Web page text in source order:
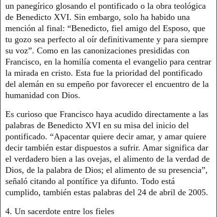
un panegírico glosando el pontificado o la obra teológica
de Benedicto XVI. Sin embargo, solo ha habido una
mención al final: “Benedicto, fiel amigo del Esposo, que
tu gozo sea perfecto al oír definitivamente y para siempre
su voz”. Como en las canonizaciones presididas con
Francisco, en la homilía comenta el evangelio para centrar
la mirada en cristo. Esta fue la prioridad del pontificado
del alemán en su empeño por favorecer el encuentro de la
humanidad con Dios.
Es curioso que Francisco haya acudido directamente a las
palabras de Benedicto XVI en su misa del inicio del
pontificado. “Apacentar quiere decir amar, y amar quiere
decir también estar dispuestos a sufrir. Amar significa dar
el verdadero bien a las ovejas, el alimento de la verdad de
Dios, de la palabra de Dios; el alimento de su presencia”,
señaló citando al pontífice ya difunto. Todo está
cumplido, también estas palabras del 24 de abril de 2005.
4. Un sacerdote entre los fieles